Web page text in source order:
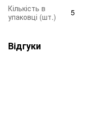
Кількість в
упаковці (шт.)
5
Відгуки